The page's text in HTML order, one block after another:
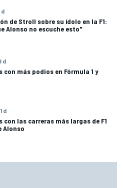
d
de Stroll sobre su ídolo en la F1:
Alonso no escuche esto"
d
con más podios en Fórmula 1 y
d
con las carreras más largas de F1
Alonso